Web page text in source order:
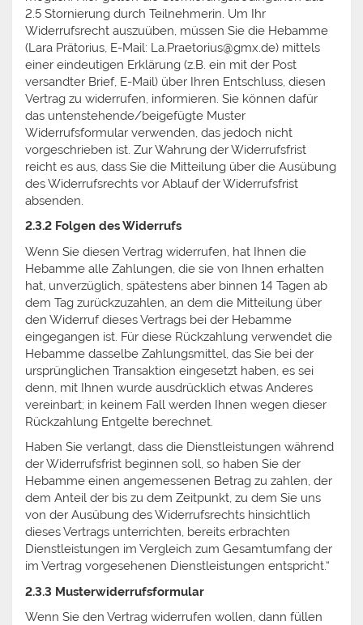
2.5 Stornierung durch Teilnehmerin. Um Ihr
Widerrufsrecht auszuüben, müssen Sie die Hebamme
(Lara Prätorius, E-Mail: La.Praetorius@gmx.de) mittels
einer eindeutigen Erklärung (z.B. ein mit der Post
versandter Brief, E-Mail) über Ihren Entschluss, diesen
Vertrag zu widerrufen, informieren. Sie können dafür
das untenstehende/beigefügte Muster
Widerrufsformular verwenden, das jedoch nicht
vorgeschrieben ist. Zur Wahrung der Widerrufsfrist
reicht es aus, dass Sie die Mitteilung über die Ausübung
des Widerrufsrechts vor Ablauf der Widerrufsfrist
absenden.
2.3.2 Folgen des Widerrufs
Wenn Sie diesen Vertrag widerrufen, hat Ihnen die
Hebamme alle Zahlungen, die sie von Ihnen erhalten
hat, unverzüglich, spätestens aber binnen 14 Tagen ab
dem Tag zurückzuzahlen, an dem die Mitteilung über
den Widerruf dieses Vertrags bei der Hebamme
eingegangen ist. Für diese Rückzahlung verwendet die
Hebamme dasselbe Zahlungsmittel, das Sie bei der
ursprünglichen Transaktion eingesetzt haben, es sei
denn, mit Ihnen wurde ausdrücklich etwas Anderes
vereinbart; in keinem Fall werden Ihnen wegen dieser
Rückzahlung Entgelte berechnet.
Haben Sie verlangt, dass die Dienstleistungen während
der Widerrufsfrist beginnen soll, so haben Sie der
Hebamme einen angemessenen Betrag zu zahlen, der
dem Anteil der bis zu dem Zeitpunkt, zu dem Sie uns
von der Ausübung des Widerrufsrechts hinsichtlich
dieses Vertrags unterrichten, bereits erbrachten
Dienstleistungen im Vergleich zum Gesamtumfang der
im Vertrag vorgesehenen Dienstleistungen entspricht.“
2.3.3 Musterwiderrufsformular
Wenn Sie den Vertrag widerrufen wollen, dann füllen